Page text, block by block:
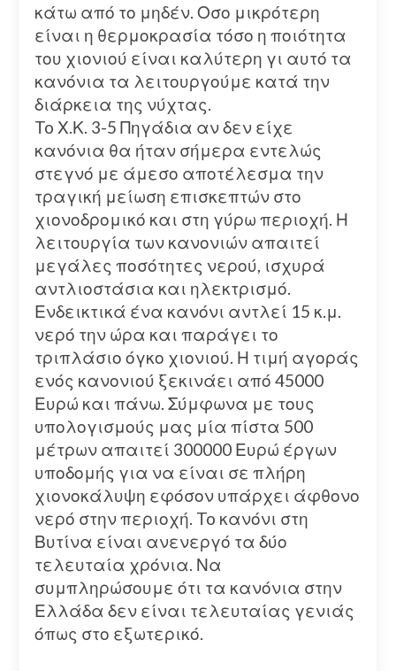
κάτω από το μηδέν. Οσο μικρότερη
είναι η θερμοκρασία τόσο η ποιότητα
του χιονιού είναι καλύτερη γι αυτό τα
κανόνια τα λειτουργούμε κατά την
διάρκεια της νύχτας.
To Χ.Κ. 3-5 Πηγάδια αν δεν είχε
κανόνια θα ήταν σήμερα εντελώς
στεγνό με άμεσο αποτέλεσμα την
τραγική μείωση επισκεπτών στο
χιονοδρομικό και στη γύρω περιοχή. Η
λειτουργία των κανονιών απαιτεί
μεγάλες ποσότητες νερού, ισχυρά
αντλιοστάσια και ηλεκτρισμό.
Ενδεικτικά ένα κανόνι αντλεί 15 κ.μ.
νερό την ώρα και παράγει το
τριπλάσιο όγκο χιονιού. Η τιμή αγοράς
ενός κανονιού ξεκινάει από 45000
Ευρώ και πάνω. Σύμφωνα με τους
υπολογισμούς μας μία πίστα 500
μέτρων απαιτεί 300000 Ευρώ έργων
υποδομής για να είναι σε πλήρη
χιονοκάλυψη εφόσον υπάρχει άφθονο
νερό στην περιοχή. To κανόνι στη
Βυτίνα είναι ανενεργό τα δύο
τελευταία χρόνια. Να
συμπληρώσουμε ότι τα κανόνια στην
Ελλάδα δεν είναι τελευταίας γενιάς
όπως στο εξωτερικό.